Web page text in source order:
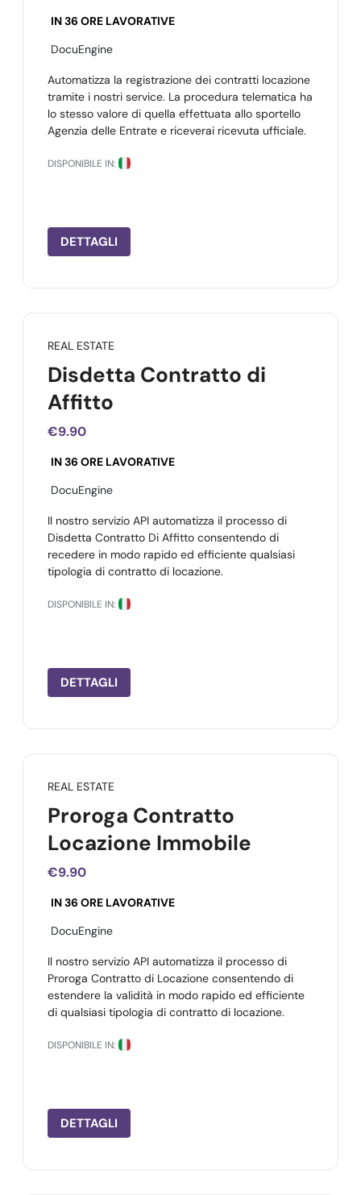
IN 36 ORE LAVORATIVE
DocuEngine
Automatizza la registrazione dei contratti locazione
tramite i nostri service. La procedura telematica ha
lo stesso valore di quella effettuata allo sportello
Agenzia delle Entrate e riceverai ricevuta ufficiale.
DISPONIBILE IN:
DETTAGLI
REAL ESTATE
Disdetta Contratto di
Affitto
€9.90
IN 36 ORE LAVORATIVE
DocuEngine
Il nostro servizio API automatizza il processo di
Disdetta Contratto Di Affitto consentendo di
recedere in modo rapido ed efficiente qualsiasi
tipologia di contratto di locazione.
DISPONIBILE IN:
DETTAGLI
REAL ESTATE
Proroga Contratto
Locazione Immobile
€9.90
IN 36 ORE LAVORATIVE
DocuEngine
Il nostro servizio API automatizza il processo di
Proroga Contratto di Locazione consentendo di
estendere la validità in modo rapido ed efficiente
di qualsiasi tipologia di contratto di locazione.
DISPONIBILE IN:
DETTAGLI